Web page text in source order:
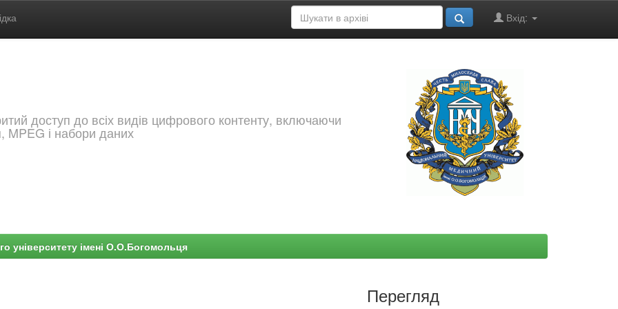
Вхід:
доступ до всіх видів цифрового контенту, включаючи
MPEG і набори даних
університету імені О.О.Богомольця
Перегляд